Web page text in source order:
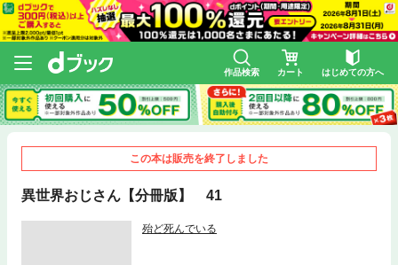
作品検索 カート はじめての方へ
この本は販売を終了しました
異世界おじさん【分冊版】 41
殆ど死んでいる